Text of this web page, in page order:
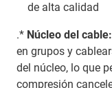
de alta calidad
.* Núcleo del cable:
en grupos y
del núcleo, lo que
compresión